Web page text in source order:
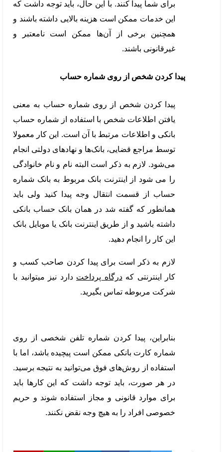
برای شما پیدا کنند. با این حال، باید توجه داشت که
این خدمات ممکن است هزینه بالایی داشته باشند و
همچنین برخی از آن‌ها ممکن است نامعتبر و
غیرقانونی باشند.
پيدا كردن شخص از روی شماره حساب
پیدا کردن شخص از روی شماره حساب به معنی
یافتن اطلاعات شخص با استفاده از شماره حساب
بانکی و اطلاعات مرتبط با آن است. این کار معمولا
توسط مراجع قضایی، بانک‌ها و نهادهای دولتی انجام
می‌شود. لازم به ذکر است البته نام و نام خانوادگی
را می شود از اینترنت بانک مربوط به بانک شماره
حساب از قسمت انتقال وجه پیدا کنید ولی باید
همانطور که گفته شد در همان بانک حساب بانکی
داشته باشید و از طریق اینترنت بانک یا موبایل بانک
این کار را انجام دهید.
لازم به ذکر است برای پیدا کردن صاحب کسب و
کار اینترنتی کهدرگاه پرداخت دارد نیز میتوانید با
شرکت مربوطه تماس بگیرید.
بنابراین، پیدا کردن شماره تلفن شخصی از روی
شماره کارت بانکی ممکن است پیچیده باشد، اما با
استفاده از روش‌های فوق می‌توانید به نتیجه برسید.
در هر صورت، باید توجه داشت که این کارها باید
برای موارد قانونی و مجاز استفاده شوند و حریم
خصوصی افراد را به هیچ وجه نقض نکنند.